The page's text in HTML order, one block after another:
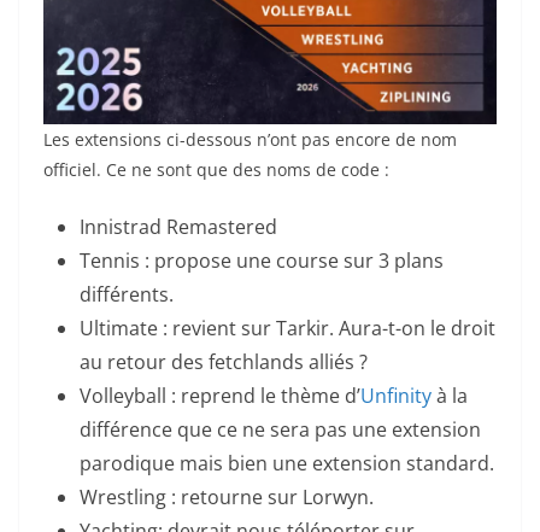
Les extensions ci-dessous n’ont pas encore de nom
officiel. Ce ne sont que des noms de code :
Innistrad Remastered
Tennis : propose une course sur 3 plans
différents.
Ultimate : revient sur Tarkir. Aura-t-on le droit
au retour des fetchlands alliés ?
Volleyball : reprend le thème d’Unfinityà la
différence que ce ne sera pas une extension
parodique mais bien une extension standard.
Wrestling : retourne sur Lorwyn.